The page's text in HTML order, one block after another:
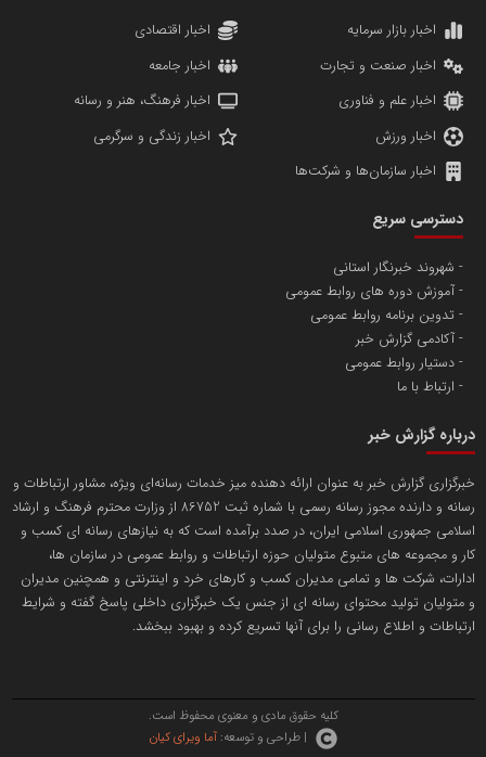
اخبار بازار سرمایه
اخبار اقتصادی
اخبار صنعت و تجارت
اخبار جامعه
اخبار علم و فناوری
اخبار فرهنگ، هنر و رسانه
اخبار ورزش
اخبار زندگی و سرگرمی
اخبار سازمان‌ها و شرکت‌ها
دسترسی سریع
شهروند خبرنگار استانی
آموزش دوره های روابط عمومی
تدوین برنامه روابط عمومی
آکادمی گزارش خبر
دستیار روابط عمومی
ارتباط با ما
درباره گزارش خبر
خبرگزاری گزارش خبر به عنوان ارائه دهنده میز خدمات رسانه‌ای ویژه، مشاور ارتباطات و
رسانه و دارنده مجوز رسانه رسمی با شماره ثبت 86752 از وزارت محترم فرهنگ و ارشاد
اسلامی جمهوری اسلامی ایران، در صدد برآمده است که به نیازهای رسانه ای کسب و
کار و مجموعه های متبوع متولیان حوزه ارتباطات و روابط عمومی در سازمان ها،
ادارات، شرکت ها و تمامی مدیران کسب و کارهای خرد و اینترنتی و همچنین مدیران
و متولیان تولید محتوای رسانه ای از جنس یک خبرگزاری داخلی پاسخ گفته و شرایط
ارتباطات و اطلاع رسانی را برای آنها تسریع کرده و بهبود ببخشد.
کلیه حقوق مادی و معنوی محفوظ است.
| طراحی و توسعه: آما ویرای کیان